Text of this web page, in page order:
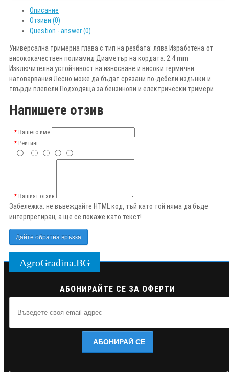
Описание
Отзиви (0)
Question - answer (0)
Универсална тримерна глава с тип на резбата: лява Изработена от
висококачествен полиамид Диаметър на кордата: 2.4 mm
Изключителна устойчивост на износване и високи термични
натоварвания Лесно може да бъдат срязани по-дебели издънки и
твърди плевели Подходяща за бензинови и електрически тримери
Напишете отзив
Вашето име
Рейтинг
Вашият отзив
Забележка: не въвеждайте HTML код, тъй като той няма да бъде
интерпретиран, а ще се покаже като текст!
Дайте обратна връзка
AgroGradina.BG
АБОНИРАЙТЕ СЕ ЗА ОФЕРТИ
АБОНИРАЙ СЕ